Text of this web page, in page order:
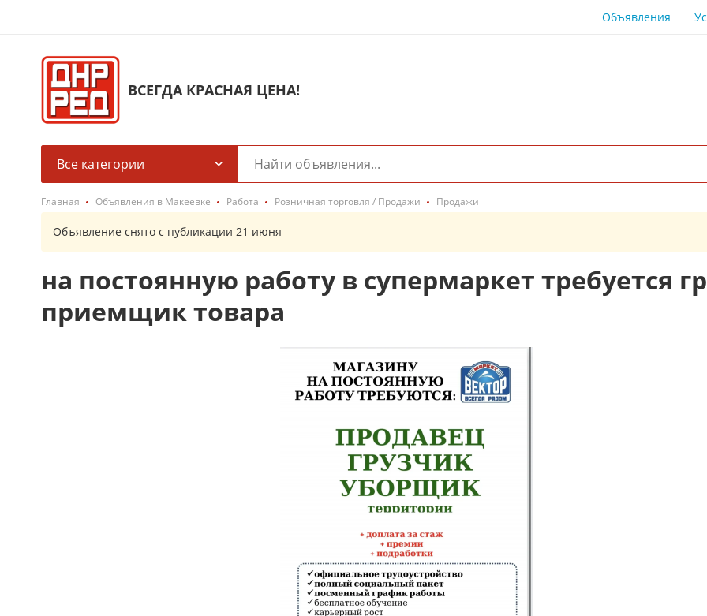
Объявления
ВСЕГДА КРАСНАЯ ЦЕНА!
Все категории
Главная Объявления в Макеевке Работа Розничная торговля / Продажи Продажи
Объявление снято с публикации 21 июня
на постоянную работу в супермаркет требуется
приемщик товара